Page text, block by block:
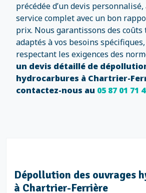
précédée d’un devis
service complet avec un bon
prix. Nous garantissons des
adaptés à vos besoins
respectant les exigences des
un devis détaillé de
hydrocarbures à Chartrier-
contactez-nous au 05 87 01 71
Dépollution des réseaux
Chartrier-Ferrière